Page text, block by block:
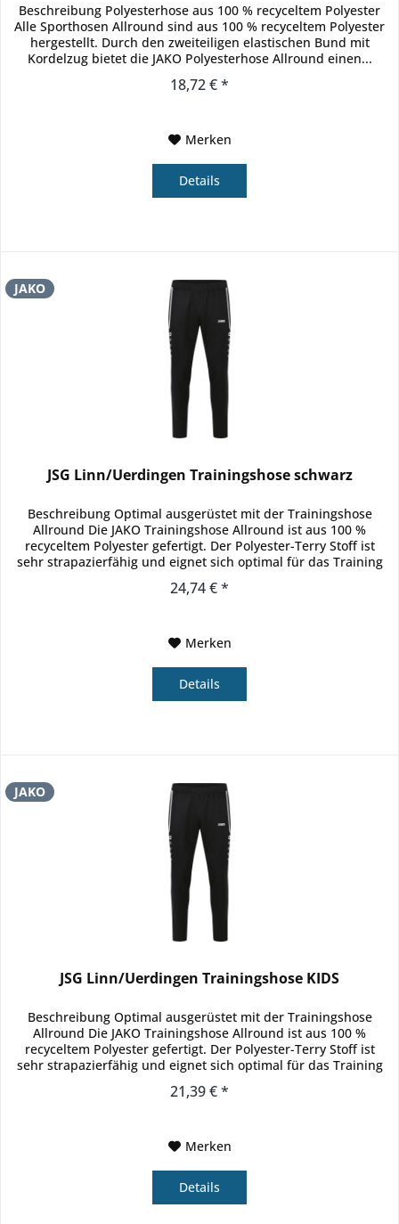
Beschreibung Polyesterhose aus 100 % recyceltem Polyester
Alle Sporthosen Allround sind aus 100 % recyceltem Polyester
hergestellt. Durch den zweiteiligen elastischen Bund mit
Kordelzug bietet die JAKO Polyesterhose Allround einen...
18,72 € *
Merken
Details
JAKO
JSG Linn/Uerdingen Trainingshose schwarz
Beschreibung Optimal ausgerüstet mit der Trainingshose
Allround Die JAKO Trainingshose Allround ist aus 100 %
recyceltem Polyester gefertigt. Der Polyester-Terry Stoff ist
sehr strapazierfähig und eignet sich optimal für das Training
24,74 € *
Merken
Details
JAKO
JSG Linn/Uerdingen Trainingshose KIDS
Beschreibung Optimal ausgerüstet mit der Trainingshose
Allround Die JAKO Trainingshose Allround ist aus 100 %
recyceltem Polyester gefertigt. Der Polyester-Terry Stoff ist
sehr strapazierfähig und eignet sich optimal für das Training
21,39 € *
Merken
Details